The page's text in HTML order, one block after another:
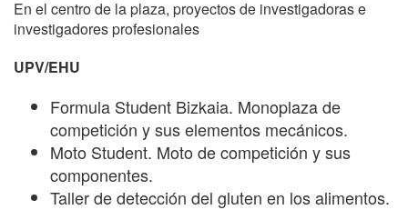
En el centro de la plaza, proyectos de investigadoras e
investigadores profesionales
UPV/EHU
Formula Student Bizkaia. Monoplaza de
competición y sus elementos mecánicos.
Moto Student. Moto de competición y sus
componentes.
Taller de detección del gluten en los alimentos.